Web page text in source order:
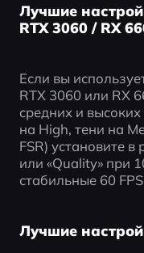
Лучшие
RTX 3060 / RX
Если вы
RTX 3060 или RX
средних и высоких
на High, тени на
FSR) установите
или «Quality» при
стабильные 60
Лучшие